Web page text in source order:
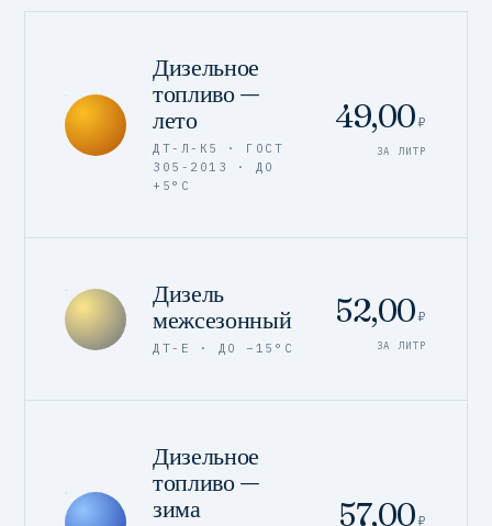
Дизельное
топливо —
лето
ДТ-Л-К5 · ГОСТ
305-2013 · ДО
+5°C
49,00₽
ЗА ЛИТР
Дизель
межсезонный
ДТ-Е · ДО −15°C
52,00₽
ЗА ЛИТР
Дизельное
топливо —
зима
57,00₽